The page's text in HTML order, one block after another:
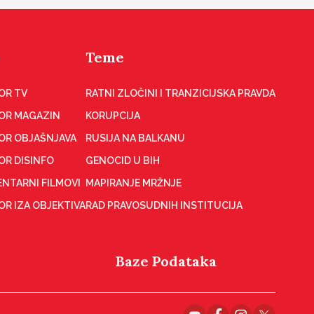
TV
MAGAZIN
OBJAŠNJAVA
DISINFO
FILMOVI
IZA OBJEKTIVA
Teme
RATNI ZLOČINI I TRANZICIJSKA PRAVDA
KORUPCIJA
RUSIJA NA BALKANU
GENOCID U BIH
MAPIRANJE MRŽNJE
RAD PRAVOSUDNIH INSTITUCIJA
Baze Podataka